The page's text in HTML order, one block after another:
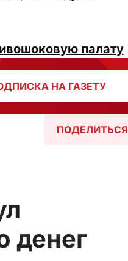
палату
НА ГАЗЕТУ
ПОДЕЛИТЬСЯ
денег